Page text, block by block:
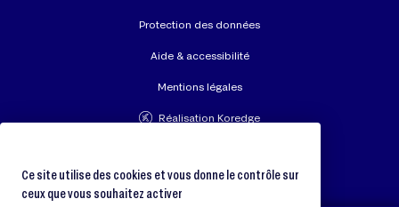
Protection des données
Aide & accessibilité
Mentions légales
Réalisation Koredge
Ce site utilise des cookies et vous donne le contrôle sur
ceux que vous souhaitez activer